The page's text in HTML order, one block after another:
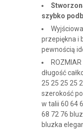
szybko
przepiękna i
pewnością
długość
25 25 25 25
szerokość
w talii 60 64
68 72 76
bluzka